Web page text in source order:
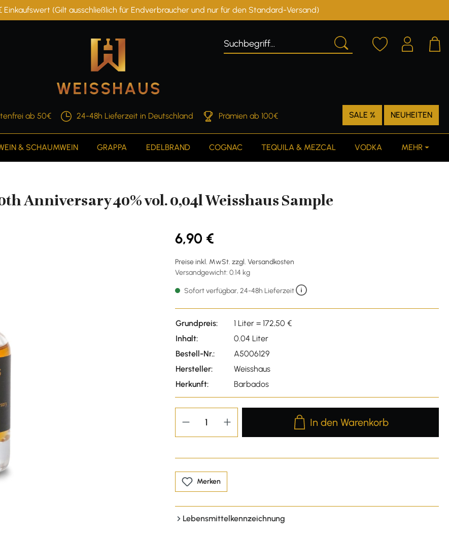
(Gilt ausschließlich für Endverbraucher und nur für den Standard-Versand)
ab 50€ 24-48h Lieferzeit in Deutschland Prämien ab 100€ SALE % NEUHEITEN
& SCHAUMWEIN GRAPPA EDELBRAND COGNAC TEQUILA & MEZCAL VODKA MEHR
Anniversary 40% vol. 0,04l Weisshaus Sample
6,90 €
Preise inkl. MwSt. zzgl. Versandkosten
Versandgewicht: 0.14 kg
Sofort verfügbar, 24-48h Lieferzeit
Grundpreis:
1 Liter = 172,50 €
Inhalt:
0.04 Liter
Bestell-Nr.:
A5006129
Hersteller:
Weisshaus
Herkunft:
Barbados
Produkt Anzahl: Gib den
In den Warenkorb
Merken
Lebensmittelkennzeichnung